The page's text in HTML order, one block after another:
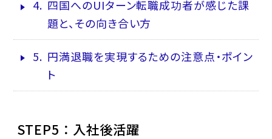
4. 四国へのUIターン転職成功者が感じた課
題と、その向き合い方
5. 円満退職を実現するための注意点・ポイン
ト
STEP5 ： 入社後活躍